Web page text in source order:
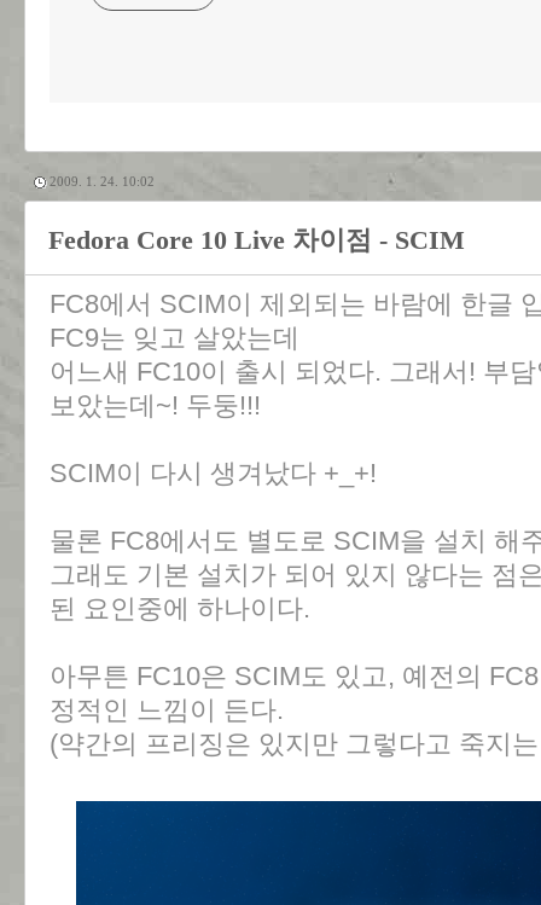
2009. 1. 24. 10:02
Fedora Core 10 Live 차이점 - SCIM
FC8에서 SCIM이 제외되는 바람에 한글
FC9는 잊고 살았는데
어느새 FC10이 출시 되었다. 그래서! 부
보았는데~! 두둥!!!
SCIM이 다시 생겨났다 +_+!
물론 FC8에서도 별도로 SCIM을 설치 해
그래도 기본 설치가 되어 있지 않다는 점
된 요인중에 하나이다.
아무튼 FC10은 SCIM도 있고, 예전의
정적인 느낌이 든다.
(약간의 프리징은 있지만 그렇다고 죽지